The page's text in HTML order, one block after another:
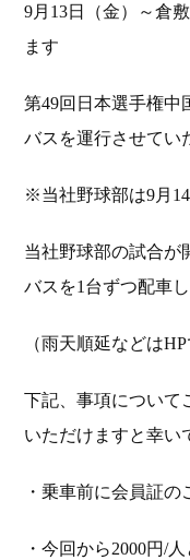
9月13日（金）～倉
ます
第49回日本選手権中
バスを運行させてい
※当社野球部は9月
当社野球部の試合が
バスを1台ずつ配車し
（雨天順延などは
下記、事項について
いただけますと幸い
・乗車前に会員証の
・今回から2000円/